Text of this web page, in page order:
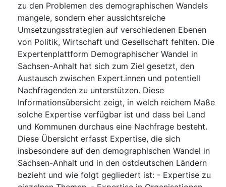
zu den Problemen des demographischen Wandels
mangele, sondern eher aussichtsreiche
Umsetzungsstrategien auf verschiedenen Ebenen
von Politik, Wirtschaft und Gesellschaft fehlten. Die
Expertenplattform Demographischer Wandel in
Sachsen-Anhalt hat sich zum Ziel gesetzt, den
Austausch zwischen Expert.innen und potentiell
Nachfragenden zu unterstützen. Diese
Informationsübersicht zeigt, in welch reichem Maße
solche Expertise verfügbar ist und dass bei Land
und Kommunen durchaus eine Nachfrage besteht.
Diese Übersicht erfasst Expertise, die sich
insbesondere auf den demographischen Wandel in
Sachsen-Anhalt und in den ostdeutschen Ländern
bezieht und wie folgt gegliedert ist: - Expertise zu